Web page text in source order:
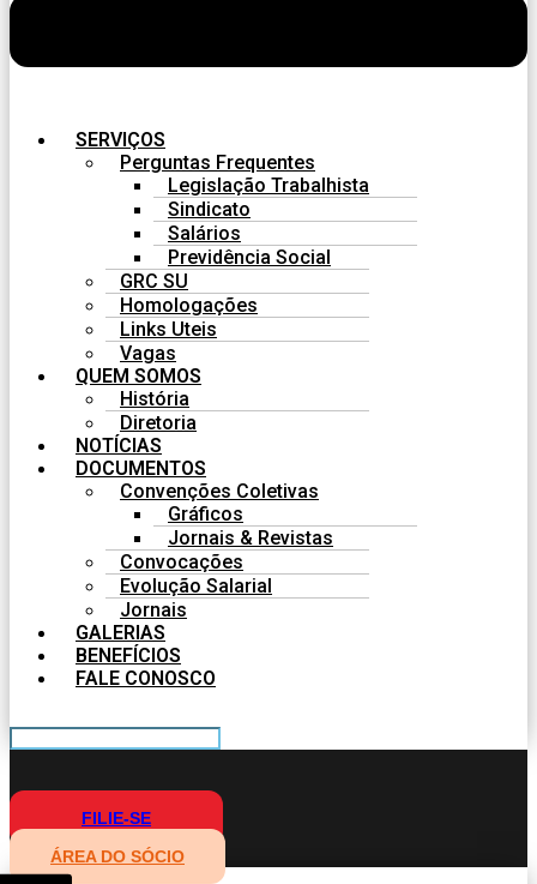
SERVIÇOS
Perguntas Frequentes
Legislação Trabalhista
Sindicato
Salários
Previdência Social
GRC SU
Homologações
Links Uteis
Vagas
QUEM SOMOS
História
Diretoria
NOTÍCIAS
DOCUMENTOS
Convenções Coletivas
Gráficos
Jornais & Revistas
Convocações
Evolução Salarial
Jornais
GALERIAS
BENEFÍCIOS
FALE CONOSCO
FILIE-SE
ÁREA DO SÓCIO